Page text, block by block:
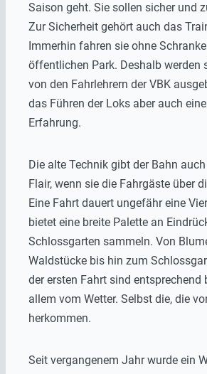
Saison geht. Sie sollen sicher und
Zur Sicherheit gehört auch das
Immerhin fahren sie ohne
öffentlichen Park. Deshalb werden
von den Fahrlehrern der VBK
das Führen der Loks aber auch
Erfahrung.
Die alte Technik gibt der Bahn
Flair, wenn sie die Fahrgäste über
Eine Fahrt dauert ungefähr eine
bietet eine breite Palette an
Schlossgarten sammeln. Von
Waldstücke bis hin zum
der ersten Fahrt sind entsprechend
allem vom Wetter. Selbst die, die
herkommen.
Seit vergangenem Jahr wurde ein